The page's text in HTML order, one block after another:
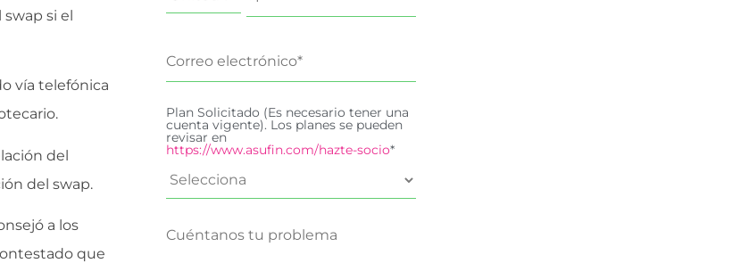
si el
vía telefónica
del
del swap.
a los
que
Plan Solicitado (Es necesario tener una
cuenta vigente). Los planes se pueden
revisar en
https://www.asufin.com/hazte-socio*